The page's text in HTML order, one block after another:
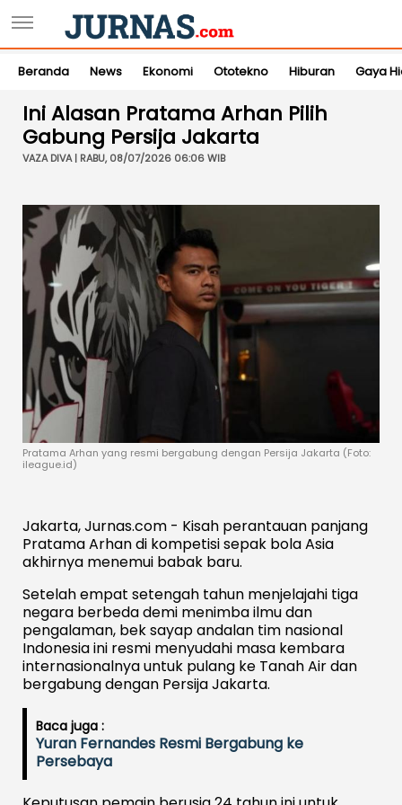
Beranda News Ekonomi Ototekno Hiburan Gaya
Ini Alasan Pratama Arhan Pilih
Gabung Persija Jakarta
VAZA DIVA | RABU, 08/07/2026 06:06 WIB
Pratama Arhan yang resmi bergabung dengan Persija Jakarta (Foto:
ileague.id)
Jakarta, Jurnas.com - Kisah perantauan panjang
Pratama Arhan di kompetisi sepak bola Asia
akhirnya menemui babak baru.
Setelah empat setengah tahun menjelajahi tiga
negara berbeda demi menimba ilmu dan
pengalaman, bek sayap andalan tim nasional
Indonesia ini resmi menyudahi masa kembara
internasionalnya untuk pulang ke Tanah Air dan
bergabung dengan Persija Jakarta.
Baca juga :
Yuran Fernandes Resmi Bergabung ke
Persebaya